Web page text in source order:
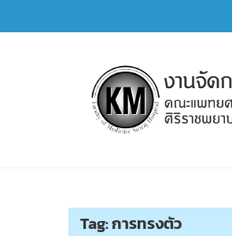
to
Tag:การทรงตัว